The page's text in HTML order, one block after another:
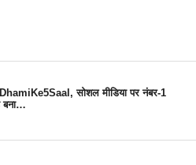
सोशल मीडिया पर नंबर-1
बना…